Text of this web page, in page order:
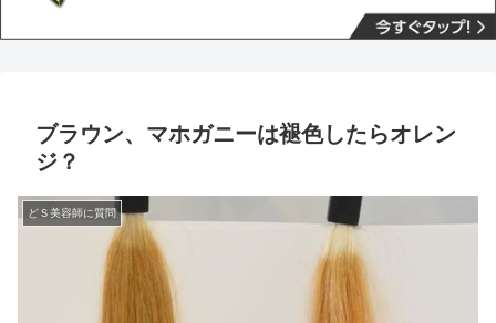
ブラウン、マホガニーは褪色したらオレン
ジ？
どＳ美容師に質問